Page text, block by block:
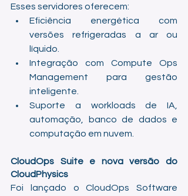
Esses servidores oferecem:
Eficiência energética com
versões refrigeradas a ar ou
líquido.
Integração com Compute Ops
Management para gestão
inteligente.
Suporte a workloads de IA,
automação, banco de dados e
computação em nuvem.
CloudOps Suite e nova versão do
CloudPhysics
Foi lançado o CloudOps Software